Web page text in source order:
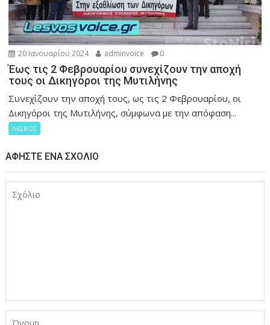
20 Ιανουαρίου 2024 adminvoice 0
Έως τις 2 Φεβρουαρίου συνεχίζουν την αποχή
τους οι Δικηγόροι της Μυτιλήνης
Συνεχίζουν την αποχή τους, ως τις 2 Φεβρουαρίου, οι
Δικηγόροι της Μυτιλήνης, σύμφωνα με την απόφαση...
ΛΕΣΒΟΣ
ΑΦΉΣΤΕ ΈΝΑ ΣΧΌΛΙΟ